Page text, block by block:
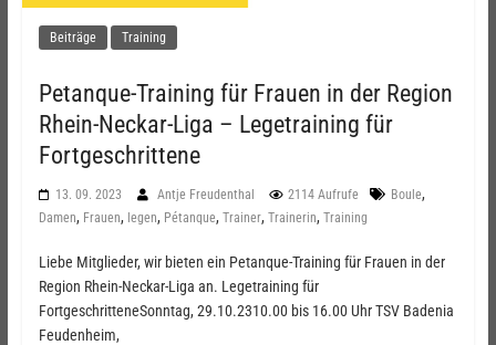
Beiträge Training
Petanque-Training für Frauen in der Region
Rhein-Neckar-Liga – Legetraining für
Fortgeschrittene
13. 09. 2023 Antje Freudenthal 2114 Aufrufe Boule,
Damen, Frauen, legen, Pétanque, Trainer, Trainerin, Training
Liebe Mitglieder, wir bieten ein Petanque-Training für Frauen in der
Region Rhein-Neckar-Liga an. Legetraining für
FortgeschritteneSonntag, 29.10.2310.00 bis 16.00 Uhr TSV Badenia
Feudenheim,